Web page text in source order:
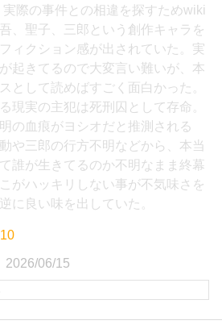
実際の事件との相違を探すためwiki
、聖子、三郎という創作キャラを
ィクション感が出されていた。実
起きてるので大変言い難いが、本
として読めばすごく面白かった。
現実の主犯は死刑囚として存命。
の血痕がヨシオだと推測される
や三郎の行方不明などから、本当
誰が生きてるのか不明なまま終幕
がハッキリしない事が不気味さを
に良い味を出していた。
2026/06/15